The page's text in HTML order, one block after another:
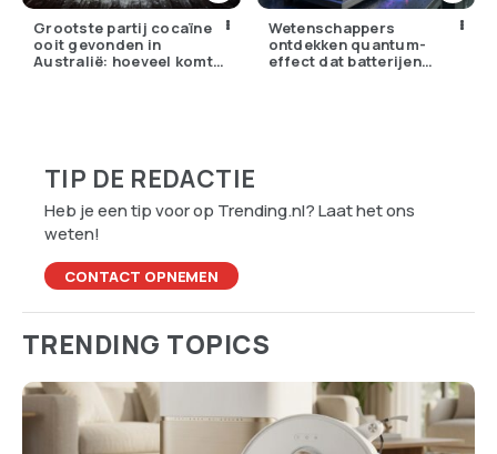
Grootste partij cocaïne
ooit gevonden in
Australië: hoeveel komt
Wetenschappers
ontdekken quantum-
effect dat batterijen
TIP DE REDACTIE
Heb je een tip voor op Trending.nl? Laat het ons
weten!
CONTACT OPNEMEN
TRENDING TOPICS